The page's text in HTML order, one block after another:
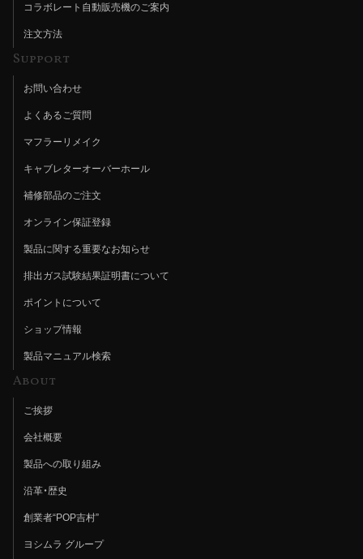
コラボレート自動販売機のご案内
注文方法
Support
お問い合わせ
よくあるご質問
マフラーリメイク
キャブレターオーバーホール
補修部品のご注文
オンライン保証登録
製品に関する重要なお知らせ
排出ガス試験結果証明書について
ポイントについて
ショップ情報
製品マニュアル検索
About
ご挨拶
会社概要
製品への取り組み
沿革・歴史
創業者“POP吉村”
ヨシムラ グループ